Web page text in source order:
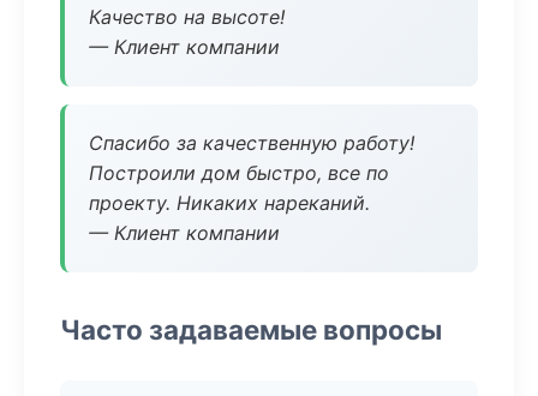
Качество на высоте!
— Клиент компании
Спасибо за качественную работу!
Построили дом быстро, все по
проекту. Никаких нареканий.
— Клиент компании
Часто задаваемые вопросы